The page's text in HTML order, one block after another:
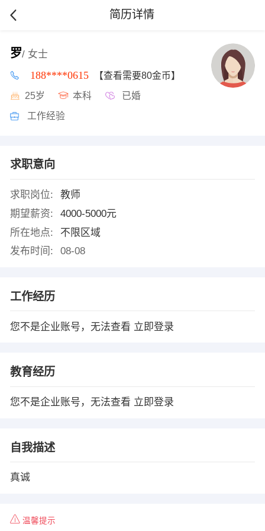
简历详情
罗/ 女士
188****0615 【查看需要80金币】
25岁 本科 已婚
工作经验
求职意向
求职岗位:
教师
期望薪资:
4000-5000元
所在地点:
不限区域
发布时间:
08-08
工作经历
您不是企业账号，无法查看 立即登录
教育经历
您不是企业账号，无法查看 立即登录
自我描述
真诚
温馨提示